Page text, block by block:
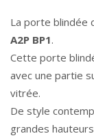
La porte blindée
A2P BP1.
Cette porte
avec une partie
vitrée.
De style
grandes